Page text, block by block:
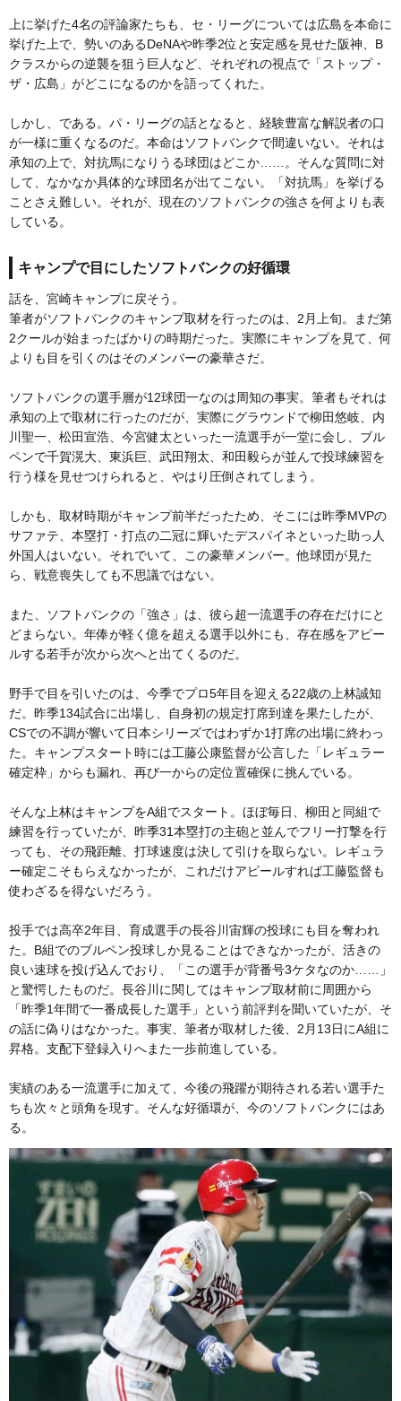
上に挙げた4名の評論家たちも、セ・リーグについては広島を本命に
挙げた上で、勢いのあるDeNAや昨季2位と安定感を見せた阪神、B
クラスからの逆襲を狙う巨人など、それぞれの視点で「ストップ・
ザ・広島」がどこになるのかを語ってくれた。
しかし、である。パ・リーグの話となると、経験豊富な解説者の口
が一様に重くなるのだ。本命はソフトバンクで間違いない。それは
承知の上で、対抗馬になりうる球団はどこか……。そんな質問に対
して、なかなか具体的な球団名が出てこない。「対抗馬」を挙げる
ことさえ難しい。それが、現在のソフトバンクの強さを何よりも表
している。
キャンプで目にしたソフトバンクの好循環
話を、宮崎キャンプに戻そう。
筆者がソフトバンクのキャンプ取材を行ったのは、2月上旬。まだ第
2クールが始まったばかりの時期だった。実際にキャンプを見て、何
よりも目を引くのはそのメンバーの豪華さだ。
ソフトバンクの選手層が12球団一なのは周知の事実。筆者もそれは
承知の上で取材に行ったのだが、実際にグラウンドで柳田悠岐、内
川聖一、松田宣浩、今宮健太といった一流選手が一堂に会し、ブル
ペンで千賀滉大、東浜巨、武田翔太、和田毅らが並んで投球練習を
行う様を見せつけられると、やはり圧倒されてしまう。
しかも、取材時期がキャンプ前半だったため、そこには昨季MVPの
サファテ、本塁打・打点の二冠に輝いたデスパイネといった助っ人
外国人はいない。それでいて、この豪華メンバー。他球団が見た
ら、戦意喪失しても不思議ではない。
また、ソフトバンクの「強さ」は、彼ら超一流選手の存在だけにと
どまらない。年俸が軽く億を超える選手以外にも、存在感をアピー
ルする若手が次から次へと出てくるのだ。
野手で目を引いたのは、今季でプロ5年目を迎える22歳の上林誠知
だ。昨季134試合に出場し、自身初の規定打席到達を果たしたが、
CSでの不調が響いて日本シリーズではわずか1打席の出場に終わっ
た。キャンプスタート時には工藤公康監督が公言した「レギュラー
確定枠」からも漏れ、再び一からの定位置確保に挑んでいる。
そんな上林はキャンプをA組でスタート。ほぼ毎日、柳田と同組で
練習を行っていたが、昨季31本塁打の主砲と並んでフリー打撃を行
っても、その飛距離、打球速度は決して引けを取らない。レギュラ
ー確定こそもらえなかったが、これだけアピールすれば工藤監督も
使わざるを得ないだろう。
投手では高卒2年目、育成選手の長谷川宙輝の投球にも目を奪われ
た。B組でのブルペン投球しか見ることはできなかったが、活きの
良い速球を投げ込んでおり、「この選手が背番号3ケタなのか……」
と驚愕したものだ。長谷川に関してはキャンプ取材前に周囲から
「昨季1年間で一番成長した選手」という前評判を聞いていたが、そ
の話に偽りはなかった。事実、筆者が取材した後、2月13日にA組に
昇格。支配下登録入りへまた一歩前進している。
実績のある一流選手に加えて、今後の飛躍が期待される若い選手た
ちも次々と頭角を現す。そんな好循環が、今のソフトバンクにはあ
る。